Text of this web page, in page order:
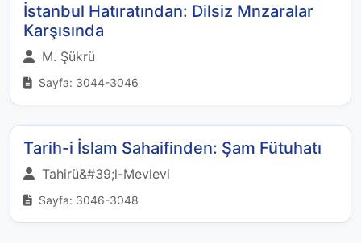
İstanbul Hatıratından: Dilsiz Mnzaralar
Karşısında
M. Şükrü
Sayfa: 3044-3046
Tarih-i İslam Sahaifinden: Şam Fütuhatı
Tahirü&#39;l-Mevlevi
Sayfa: 3046-3048